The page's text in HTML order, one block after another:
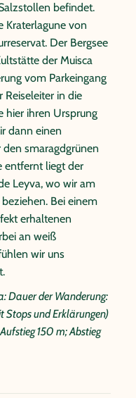
befindet.
Kraterlagune von
Der Bergsee
der Muisca
vom Parkeingang
Reiseleiter in die
hier ihren Ursprung
dann einen
smaragdgrünen
entfernt liegt der
Leyva, wo wir am
Bei einem
erhaltenen
an weiß
wir uns
Dauer der Wanderung:
Stops und Erklärungen)
150 m; Abstieg